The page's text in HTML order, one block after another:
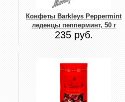
Конфеты Barkleys Peppermint
леденцы пепперминт, 50 г
235 руб.